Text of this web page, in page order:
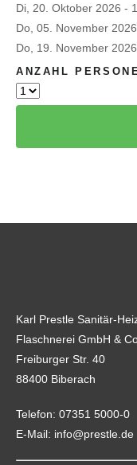
Di, 20. Oktober 2026 -
Do, 05. November
Do, 19. November
PFLICHTFELD
ANZAHL
Karl Prestle Sanitär-
Flaschnerei GmbH &
Freiburger Str. 40
88400 Biberach
Telefon: 07351 5000-0
E-Mail: info@prestle.de